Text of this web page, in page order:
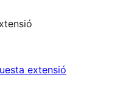
extensió